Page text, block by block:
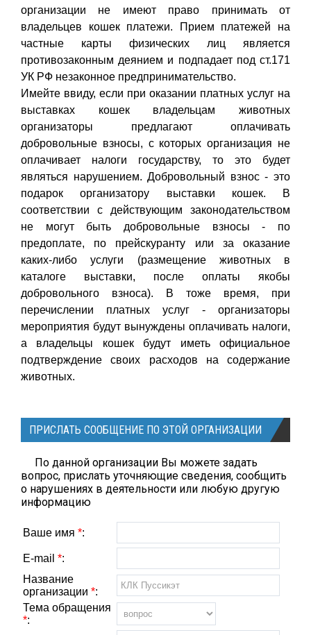
организации не имеют право принимать от
владельцев кошек платежи. Прием платежей на
частные карты физических лиц является
противозаконным деянием и подпадает под ст.171
УК РФ незаконное предпринимательство.
Имейте ввиду, если при оказании платных услуг на
выставках кошек владельцам животных
организаторы предлагают оплачивать
добровольные взносы, с которых организация не
оплачивает налоги государству, то это будет
являться нарушением. Добровольный взнос - это
подарок организатору выставки кошек. В
соответствии с действующим законодательством
не могут быть добровольные взносы - по
предоплате, по прейскуранту или за оказание
каких-либо услуги (размещение животных в
каталоге выставки, после оплаты якобы
добровольного взноса). В тоже время, при
перечислении платных услуг - организаторы
мероприятия будут вынуждены оплачивать налоги,
а владельцы кошек будут иметь официальное
подтверждение своих расходов на содержание
животных.
ПРИСЛАТЬ СООБЩЕНИЕ ПО ЭТОЙ ОРГАНИЗАЦИИ
По данной организации Вы можете задать
вопрос, прислать уточняющие сведения, сообщить
о нарушениях в деятельности или любую другую
информацию
Ваше имя *:
E-mail *:
Название
организации *:
Тема обращения
*: